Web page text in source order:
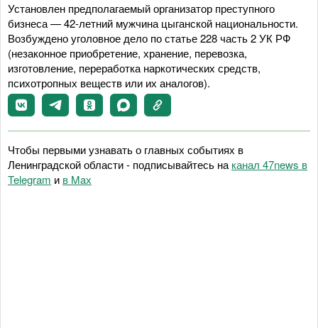
Установлен предполагаемый организатор преступного
бизнеса — 42-летний мужчина цыганской национальности.
Возбуждено уголовное дело по статье 228 часть 2 УК РФ
(незаконное приобретение, хранение, перевозка,
изготовление, переработка наркотических средств,
психотропных веществ или их аналогов).
Чтобы первыми узнавать о главных событиях в
Ленинградской области - подписывайтесь на канал 47news в
Telegram и в Maх